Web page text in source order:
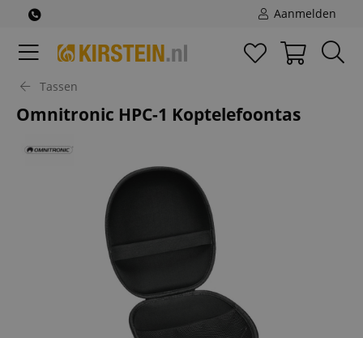
Aanmelden
Tassen
Omnitronic HPC-1 Koptelefoontas